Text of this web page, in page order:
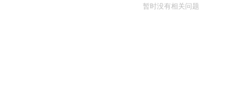
暂时没有相关问题